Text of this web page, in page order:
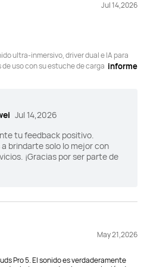
Jul 14,2026
ultra-inmersivo, driver dual e IA para
uso con su estuche de carga informe
Jul 14,2026
tu feedback positivo.
brindarte solo lo mejor con
¡Gracias por ser parte de
May 21,2026
Pro 5. El sonido es verdaderamente